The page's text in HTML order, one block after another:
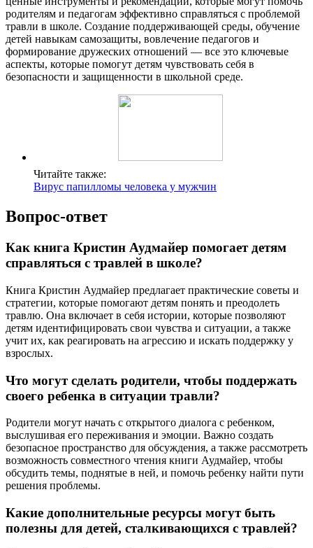
родителям и педагогам эффективно справляться с проблемой
травли в школе. Создание поддерживающей среды, обучение
детей навыкам самозащиты, вовлечение педагогов и
формирование дружеских отношений — все это ключевые
аспекты, которые помогут детям чувствовать себя в
безопасности и защищенности в школьной среде.
Читайте также:
Вирус папилломы человека у мужчин
Вопрос-ответ
Как книга Кристин Аудмайер помогает детям
справляться с травлей в школе?
Книга Кристин Аудмайер предлагает практические советы и
стратегии, которые помогают детям понять и преодолеть
травлю. Она включает в себя истории, которые позволяют
детям идентифицировать свои чувства и ситуации, а также
учит их, как реагировать на агрессию и искать поддержку у
взрослых.
Что могут сделать родители, чтобы поддержать
своего ребенка в ситуации травли?
Родители могут начать с открытого диалога с ребенком,
выслушивая его переживания и эмоции. Важно создать
безопасное пространство для обсуждения, а также рассмотреть
возможность совместного чтения книги Аудмайер, чтобы
обсудить темы, поднятые в ней, и помочь ребенку найти пути
решения проблемы.
Какие дополнительные ресурсы могут быть
полезны для детей, сталкивающихся с травлей?